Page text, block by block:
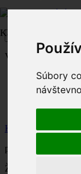
Súbory
Kategórie
Vitajte,
prihláste sa
Položiek 0 ks
Spolu
Účet
Košík
produkt
Žiadne produkty